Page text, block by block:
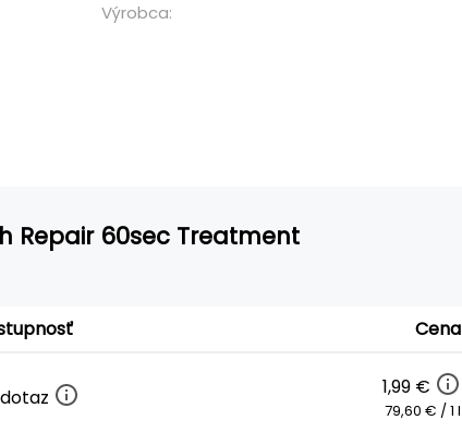
Výrobca:
Repair 60sec Treatment
Cena
1,99 €
79,60 € / 1 l